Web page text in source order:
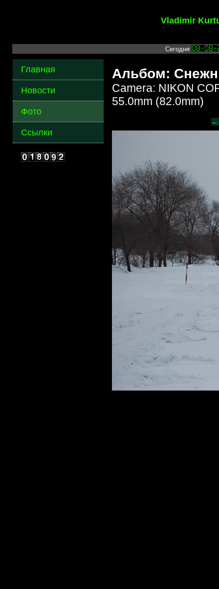
Vladimir
Сегодня
Главная
Новости
Фото
Ссылки
Альбом:
Camera: NIKON
55.0mm (82.0mm)
←